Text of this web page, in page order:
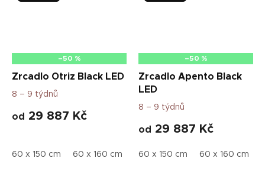
–50 %
Zrcadlo Otriz Black LED
8 – 9 týdnů
od 29 887 Kč
60 x 150 cm 60 x 160 cm 70 x 180 cm 70 x 160 cm
–50 %
Zrcadlo Apento Black
LED
8 – 9 týdnů
od 29 887 Kč
60 x 150 cm 60 x 160 cm